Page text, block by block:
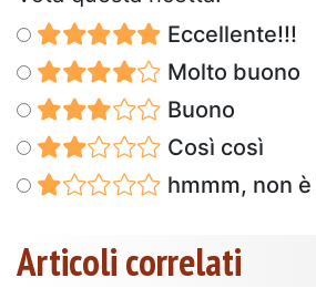
Eccellente!!!
Molto buono
Buono
Così così
hmmm, non
Articoli correlati